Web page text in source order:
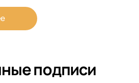
подписи